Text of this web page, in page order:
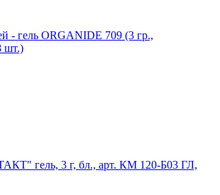
- гель ORGANIDE 709 (3 гр.,
шт.)
гель, 3 г, бл., арт. КМ 120-Б03 ГЛ,